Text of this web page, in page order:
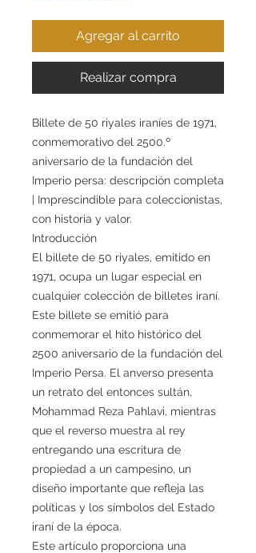
Agregar al carrito
Realizar compra
Billete de 50 riyales iraníes de 1971,
conmemorativo del 2500.º
aniversario de la fundación del
Imperio persa: descripción completa
| Imprescindible para coleccionistas,
con historia y valor.
Introducción
El billete de 50 riyales, emitido en
1971, ocupa un lugar especial en
cualquier colección de billetes iraní.
Este billete se emitió para
conmemorar el hito histórico del
2500 aniversario de la fundación del
Imperio Persa. El anverso presenta
un retrato del entonces sultán,
Mohammad Reza Pahlavi, mientras
que el reverso muestra al rey
entregando una escritura de
propiedad a un campesino, un
diseño importante que refleja las
políticas y los símbolos del Estado
iraní de la época.
Este artículo proporciona una